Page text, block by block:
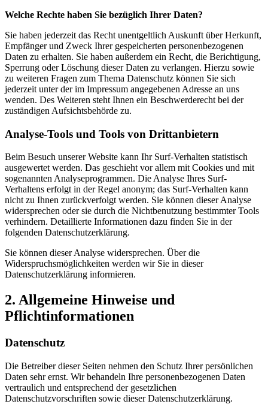
Welche Rechte haben Sie bezüglich Ihrer Daten?
Sie haben jederzeit das Recht unentgeltlich Auskunft über Herkunft,
Empfänger und Zweck Ihrer gespeicherten personenbezogenen
Daten zu erhalten. Sie haben außerdem ein Recht, die Berichtigung,
Sperrung oder Löschung dieser Daten zu verlangen. Hierzu sowie
zu weiteren Fragen zum Thema Datenschutz können Sie sich
jederzeit unter der im Impressum angegebenen Adresse an uns
wenden. Des Weiteren steht Ihnen ein Beschwerderecht bei der
zuständigen Aufsichtsbehörde zu.
Analyse-Tools und Tools von Drittanbietern
Beim Besuch unserer Website kann Ihr Surf-Verhalten statistisch
ausgewertet werden. Das geschieht vor allem mit Cookies und mit
sogenannten Analyseprogrammen. Die Analyse Ihres Surf-
Verhaltens erfolgt in der Regel anonym; das Surf-Verhalten kann
nicht zu Ihnen zurückverfolgt werden. Sie können dieser Analyse
widersprechen oder sie durch die Nichtbenutzung bestimmter Tools
verhindern. Detaillierte Informationen dazu finden Sie in der
folgenden Datenschutzerklärung.
Sie können dieser Analyse widersprechen. Über die
Widerspruchsmöglichkeiten werden wir Sie in dieser
Datenschutzerklärung informieren.
2. Allgemeine Hinweise und
Pflichtinformationen
Datenschutz
Die Betreiber dieser Seiten nehmen den Schutz Ihrer persönlichen
Daten sehr ernst. Wir behandeln Ihre personenbezogenen Daten
vertraulich und entsprechend der gesetzlichen
Datenschutzvorschriften sowie dieser Datenschutzerklärung.